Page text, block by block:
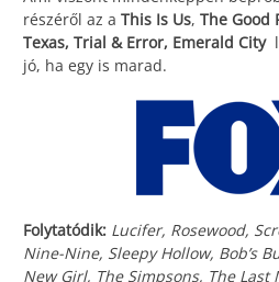
részéről az a This Is Us, The Good
Texas, Trial & Error, Emerald City
jó, ha egy is marad.
Folytatódik: Lucifer, Rosewood,
Nine-Nine, Sleepy Hollow, Bob’s
New Girl, The Simpsons, The Last